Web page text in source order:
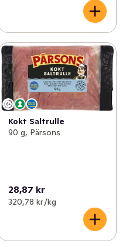
Kokt Saltrulle
90 g, Pärsons
28,87 kr
320,78 kr /kg